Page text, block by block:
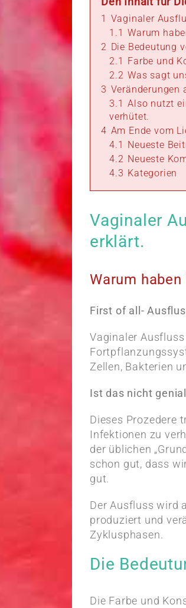
1 Vaginaler
1.1 Warum
2 Die Bedeutung
2.1 Farbe und
2.2 Was sagt
3 Veränderungen
3.1 Also nutzt
verhütet.
4 Am Ende vom
4.1 Neueste
4.2 Neueste
4.3 Kategorien
Vaginaler
erklärt.
Warum
First of all-
Vaginaler
Zellen, Bakterien
Ist das nicht
Dieses Prozedere
Infektionen zu
der üblichen
schon gut, dass
gut.
Der Ausfluss wird
produziert und
Zyklusphasen.
Die
Die Farbe und